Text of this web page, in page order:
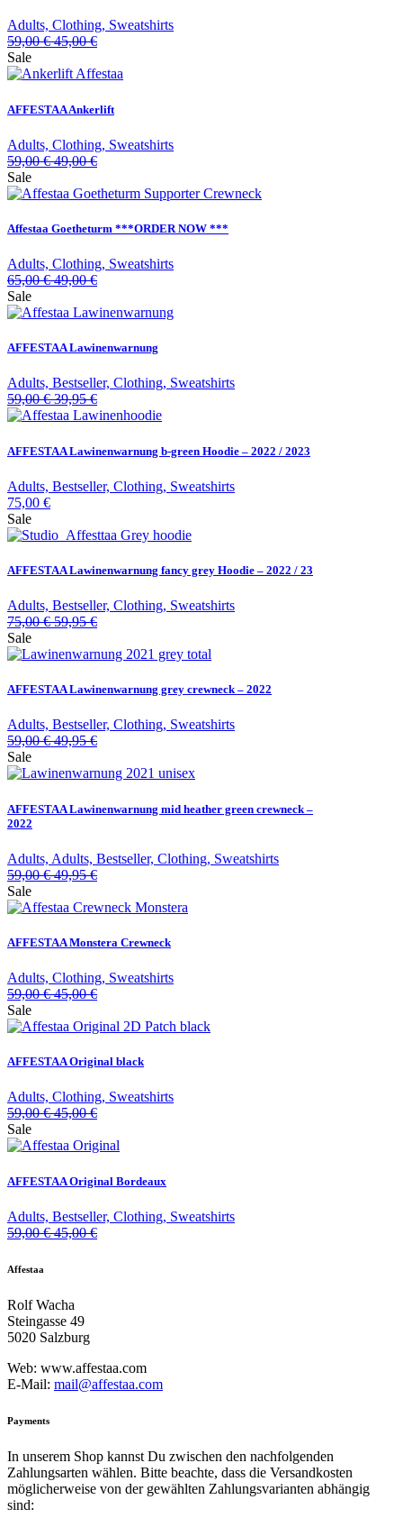
Adults, Clothing, Sweatshirts
59,00€ 45,00€
Sale
AFFESTAA Ankerlift
Adults, Clothing, Sweatshirts
59,00€ 49,00€
Sale
Affestaa Goetheturm ***ORDER NOW ***
Adults, Clothing, Sweatshirts
65,00€ 49,00€
Sale
AFFESTAA Lawinenwarnung
Adults, Bestseller, Clothing, Sweatshirts
59,00€ 39,95€
AFFESTAA Lawinenwarnung b-green Hoodie – 2022 / 2023
Adults, Bestseller, Clothing, Sweatshirts
75,00 €
Sale
AFFESTAA Lawinenwarnung fancy grey Hoodie – 2022 / 23
Adults, Bestseller, Clothing, Sweatshirts
75,00€ 59,95€
Sale
AFFESTAA Lawinenwarnung grey crewneck – 2022
Adults, Bestseller, Clothing, Sweatshirts
59,00€ 49,95€
Sale
AFFESTAA Lawinenwarnung mid heather green crewneck –
2022
Adults, Adults, Bestseller, Clothing, Sweatshirts
59,00€ 49,95€
Sale
AFFESTAA Monstera Crewneck
Adults, Clothing, Sweatshirts
59,00€ 45,00€
Sale
AFFESTAA Original black
Adults, Clothing, Sweatshirts
59,00€ 45,00€
Sale
AFFESTAA Original Bordeaux
Adults, Bestseller, Clothing, Sweatshirts
59,00€ 45,00€
Affestaa
Rolf Wacha
Steingasse 49
5020 Salzburg
Web: www.affestaa.com
E-Mail: mail@affestaa.com
Payments
In unserem Shop kannst Du zwischen den nachfolgenden
Zahlungsarten wählen. Bitte beachte, dass die Versandkosten
möglicherweise von der gewählten Zahlungsvarianten abhängig
sind: